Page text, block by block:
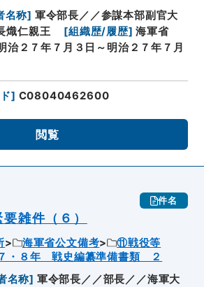
名称] 軍令部長／／参謀本部副官大
熾仁親王
[組織歴/履歴] 海軍省
治２７年７月３日～明治２７年７月
] C08040462600
閲覧
件名
雑件（６）
海軍省公文備考
⑪戦役等
・８年 戦史編纂準備書類 ２
名称] 軍令部長／／部長／／海軍大